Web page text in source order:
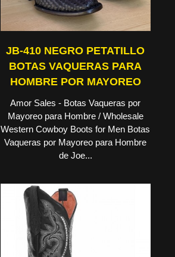
JB-410 NEGRO PETATILLO
BOTAS VAQUERAS PARA
HOMBRE POR MAYOREO
Amor Sales - Botas Vaqueras por
Mayoreo para Hombre / Wholesale
Western Cowboy Boots for Men Botas
Vaqueras por Mayoreo para Hombre
de Joe...